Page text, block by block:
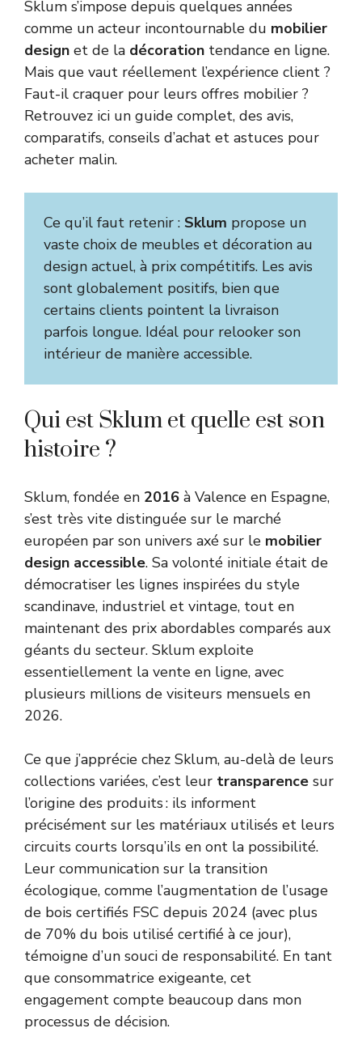
Sklum s’impose depuis quelques années
comme un acteur incontournable du mobilier
design et de la décoration tendance en ligne.
Mais que vaut réellement l’expérience client ?
Faut-il craquer pour leurs offres mobilier ?
Retrouvez ici un guide complet, des avis,
comparatifs, conseils d’achat et astuces pour
acheter malin.
Ce qu’il faut retenir : Sklum propose un
vaste choix de meubles et décoration au
design actuel, à prix compétitifs. Les avis
sont globalement positifs, bien que
certains clients pointent la livraison
parfois longue. Idéal pour relooker son
intérieur de manière accessible.
Qui est Sklum et quelle est son
histoire ?
Sklum, fondée en 2016 à Valence en Espagne,
s’est très vite distinguée sur le marché
européen par son univers axé sur le mobilier
design accessible. Sa volonté initiale était de
démocratiser les lignes inspirées du style
scandinave, industriel et vintage, tout en
maintenant des prix abordables comparés aux
géants du secteur. Sklum exploite
essentiellement la vente en ligne, avec
plusieurs millions de visiteurs mensuels en
2026.
Ce que j’apprécie chez Sklum, au-delà de leurs
collections variées, c’est leur transparence sur
l’origine des produits : ils informent
précisément sur les matériaux utilisés et leurs
circuits courts lorsqu’ils en ont la possibilité.
Leur communication sur la transition
écologique, comme l’augmentation de l’usage
de bois certifiés FSC depuis 2024 (avec plus
de 70% du bois utilisé certifié à ce jour),
témoigne d’un souci de responsabilité. En tant
que consommatrice exigeante, cet
engagement compte beaucoup dans mon
processus de décision.